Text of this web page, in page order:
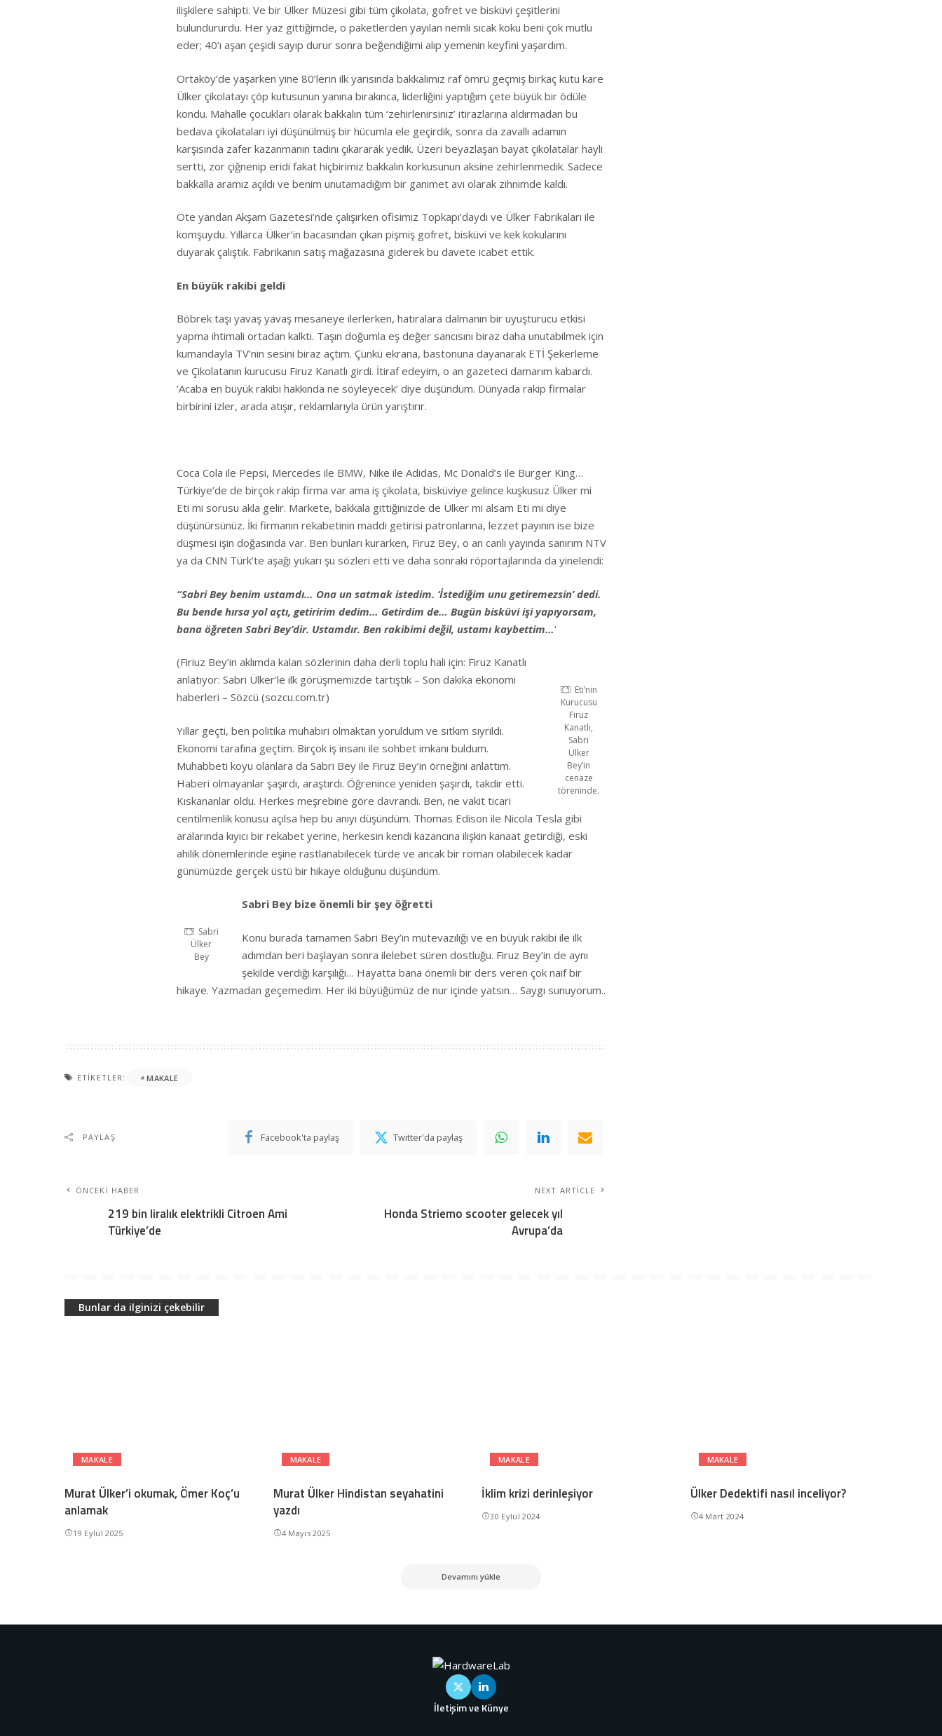
ilişkilere sahipti. Ve bir Ülker Müzesi gibi tüm çikolata, gofret ve bisküvi çeşitlerini
bulundururdu. Her yaz gittiğimde, o paketlerden yayılan nemli sıcak koku beni çok mutlu
eder; 40’ı aşan çeşidi sayıp durur sonra beğendiğimi alıp yemenin keyfini yaşardım.
Ortaköy’de yaşarken yine 80’lerin ilk yarısında bakkalımız raf ömrü geçmiş birkaç kutu kare
Ülker çikolatayı çöp kutusunun yanına bırakınca, liderliğini yaptığım çete büyük bir ödüle
kondu. Mahalle çocukları olarak bakkalın tüm ‘zehirlenirsiniz’ itirazlarına aldırmadan bu
bedava çikolataları iyi düşünülmüş bir hücumla ele geçirdik, sonra da zavallı adamın
karşısında zafer kazanmanın tadını çıkararak yedik. Üzeri beyazlaşan bayat çikolatalar hayli
sertti, zor çiğnenip eridi fakat hiçbirimiz bakkalın korkusunun aksine zehirlenmedik. Sadece
bakkalla aramız açıldı ve benim unutamadığım bir ganimet avı olarak zihnimde kaldı.
Öte yandan Akşam Gazetesi’nde çalışırken ofisimiz Topkapı’daydı ve Ülker Fabrikaları ile
komşuydu. Yıllarca Ülker’in bacasından çıkan pişmiş gofret, bisküvi ve kek kokularını
duyarak çalıştık. Fabrikanın satış mağazasına giderek bu davete icabet ettik.
En büyük rakibi geldi
Böbrek taşı yavaş yavaş mesaneye ilerlerken, hatıralara dalmanın bir uyuşturucu etkisi
yapma ihtimali ortadan kalktı. Taşın doğumla eş değer sancısını biraz daha unutabilmek için
kumandayla TV’nin sesini biraz açtım. Çünkü ekrana, bastonuna dayanarak ETİ Şekerleme
ve Çikolatanın kurucusu Firuz Kanatlı girdi. İtiraf edeyim, o an gazeteci damarım kabardı.
‘Acaba en büyük rakibi hakkında ne söyleyecek’ diye düşündüm. Dünyada rakip firmalar
birbirini izler, arada atışır, reklamlarıyla ürün yarıştırır.
Coca Cola ile Pepsi, Mercedes ile BMW, Nike ile Adidas, Mc Donald’s ile Burger King…
Türkiye’de de birçok rakip firma var ama iş çikolata, bisküviye gelince kuşkusuz Ülker mi
Eti mi sorusu akla gelir. Markete, bakkala gittiğinizde de Ülker mi alsam Eti mi diye
düşünürsünüz. İki firmanın rekabetinin maddi getirisi patronlarına, lezzet payının ise bize
düşmesi işin doğasında var. Ben bunları kurarken, Firuz Bey, o an canlı yayında sanırım NTV
ya da CNN Türk’te aşağı yukarı şu sözleri etti ve daha sonraki röportajlarında da yinelendi:
“Sabri Bey benim ustamdı… Ona un satmak istedim. ‘İstediğim unu getiremezsin’ dedi.
Bu bende hırsa yol açtı, getiririm dedim… Getirdim de… Bugün bisküvi işi yapıyorsam,
bana öğreten Sabri Bey’dir. Ustamdır. Ben rakibimi değil, ustamı kaybettim…‘
Eti’nin
Kurucusu
Firuz
Kanatlı,
Sabri
Ülker
Bey’in
cenaze
töreninde.
(Firiuz Bey’in aklımda kalan sözlerinin daha derli toplu hali için: Firuz Kanatlı
anlatıyor: Sabri Ülker’le ilk görüşmemizde tartıştık – Son dakika ekonomi
haberleri – Sözcü (sozcu.com.tr)
Yıllar geçti, ben politika muhabiri olmaktan yoruldum ve sıtkım sıyrıldı.
Ekonomi tarafına geçtim. Birçok iş insanı ile sohbet imkanı buldum.
Muhabbeti koyu olanlara da Sabri Bey ile Firuz Bey’in örneğini anlattım.
Haberi olmayanlar şaşırdı, araştırdı. Öğrenince yeniden şaşırdı, takdir etti.
Kıskananlar oldu. Herkes meşrebine göre davrandı. Ben, ne vakit ticari
centilmenlik konusu açılsa hep bu anıyı düşündüm. Thomas Edison ile Nicola Tesla gibi
aralarında kıyıcı bir rekabet yerine, herkesin kendi kazancına ilişkin kanaat getirdiği, eski
ahilik dönemlerinde eşine rastlanabilecek türde ve ancak bir roman olabilecek kadar
günümüzde gerçek üstü bir hikaye olduğunu düşündüm.
Sabri
Ülker
Bey
Sabri Bey bize önemli bir şey öğretti
Konu burada tamamen Sabri Bey’in mütevazılığı ve en büyük rakibi ile ilk
adımdan beri başlayan sonra ilelebet süren dostluğu. Firuz Bey’in de aynı
şekilde verdiği karşılığı… Hayatta bana önemli bir ders veren çok naif bir
hikaye. Yazmadan geçemedim. Her iki büyüğümüz de nur içinde yatsın… Saygı sunuyorum..
ETIKETLER: MAKALE
PAYLAŞ Facebook'ta paylaş Twitter'da paylaş
ÖNCEKI HABER
219 bin liralık elektrikli Citroen Ami
Türkiye’de
NEXT ARTICLE
Honda Striemo scooter gelecek yıl
Avrupa’da
Bunlar da ilginizi çekebilir
MAKALE
Murat Ülker’i okumak, Ömer Koç’u
anlamak
19 Eylül 2025
MAKALE
Murat Ülker Hindistan seyahatini
yazdı
4 Mayıs 2025
MAKALE
İklim krizi derinleşiyor
30 Eylül 2024
MAKALE
Ülker Dedektifi nasıl inceliyor?
4 Mart 2024
Devamını yükle
İletişim ve Künye